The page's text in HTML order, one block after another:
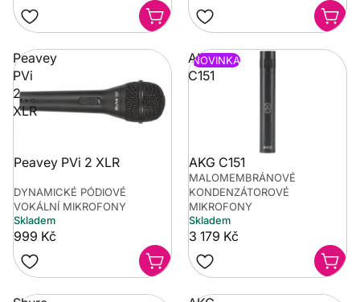
Peavey
PVi
2
XLR
Peavey PVi 2 XLR
DYNAMICKÉ PÓDIOVÉ
VOKÁLNÍ MIKROFONY
Skladem
999 Kč
AKG
C151
NOVINKA
AKG C151
MALOMEMBRÁNOVÉ
KONDENZÁTOROVÉ
MIKROFONY
Skladem
3 179 Kč